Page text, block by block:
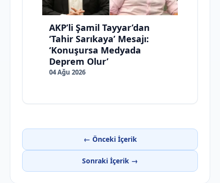
AKP’li Şamil Tayyar’dan
‘Tahir Sarıkaya’ Mesajı:
‘Konuşursa Medyada
Deprem Olur’
04 Ağu 2026
← Önceki İçerik
Sonraki İçerik →